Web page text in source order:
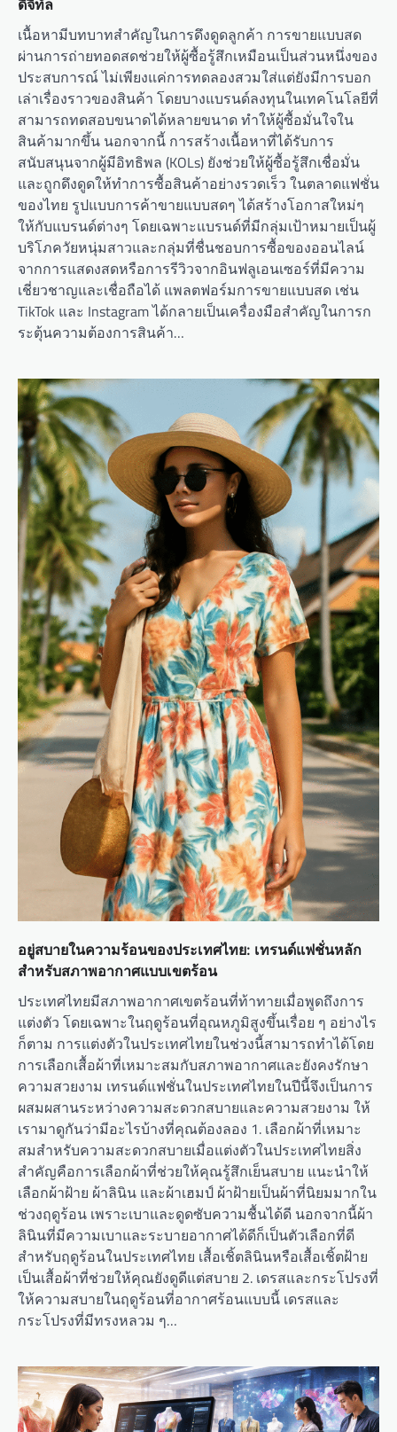
ดิจิทัล
เนื้อหามีบทบาทสำคัญในการดึงดูดลูกค้า การขายแบบสด
ผ่านการถ่ายทอดสดช่วยให้ผู้ซื้อรู้สึกเหมือนเป็นส่วนหนึ่งของ
ประสบการณ์ ไม่เพียงแค่การทดลองสวมใส่แต่ยังมีการบอก
เล่าเรื่องราวของสินค้า โดยบางแบรนด์ลงทุนในเทคโนโลยีที่
สามารถทดสอบขนาดได้หลายขนาด ทำให้ผู้ซื้อมั่นใจใน
สินค้ามากขึ้น นอกจากนี้ การสร้างเนื้อหาที่ได้รับการ
สนับสนุนจากผู้มีอิทธิพล (KOLs) ยังช่วยให้ผู้ซื้อรู้สึกเชื่อมั่น
และถูกดึงดูดให้ทำการซื้อสินค้าอย่างรวดเร็ว ในตลาดแฟชั่น
ของไทย รูปแบบการค้าขายแบบสดๆ ได้สร้างโอกาสใหม่ๆ
ให้กับแบรนด์ต่างๆ โดยเฉพาะแบรนด์ที่มีกลุ่มเป้าหมายเป็นผู้
บริโภควัยหนุ่มสาวและกลุ่มที่ชื่นชอบการซื้อของออนไลน์
จากการแสดงสดหรือการรีวิวจากอินฟลูเอนเซอร์ที่มีความ
เชี่ยวชาญและเชื่อถือได้ แพลตฟอร์มการขายแบบสด เช่น
TikTok และ Instagram ได้กลายเป็นเครื่องมือสำคัญในการก
ระตุ้นความต้องการสินค้า…
อยู่สบายในความร้อนของประเทศไทย: เทรนด์แฟชั่นหลัก
สำหรับสภาพอากาศแบบเขตร้อน
ประเทศไทยมีสภาพอากาศเขตร้อนที่ท้าทายเมื่อพูดถึงการ
แต่งตัว โดยเฉพาะในฤดูร้อนที่อุณหภูมิสูงขึ้นเรื่อย ๆ อย่างไร
ก็ตาม การแต่งตัวในประเทศไทยในช่วงนี้สามารถทำได้โดย
การเลือกเสื้อผ้าที่เหมาะสมกับสภาพอากาศและยังคงรักษา
ความสวยงาม เทรนด์แฟชั่นในประเทศไทยในปีนี้จึงเป็นการ
ผสมผสานระหว่างความสะดวกสบายและความสวยงาม ให้
เรามาดูกันว่ามีอะไรบ้างที่คุณต้องลอง 1. เลือกผ้าที่เหมาะ
สมสำหรับความสะดวกสบายเมื่อแต่งตัวในประเทศไทยสิ่ง
สำคัญคือการเลือกผ้าที่ช่วยให้คุณรู้สึกเย็นสบาย แนะนำให้
เลือกผ้าฝ้าย ผ้าลินิน และผ้าเฮมป์ ผ้าฝ้ายเป็นผ้าที่นิยมมากใน
ช่วงฤดูร้อน เพราะเบาและดูดซับความชื้นได้ดี นอกจากนี้ผ้า
ลินินที่มีความเบาและระบายอากาศได้ดีก็เป็นตัวเลือกที่ดี
สำหรับฤดูร้อนในประเทศไทย เสื้อเชิ้ตลินินหรือเสื้อเชิ้ตฝ้าย
เป็นเสื้อผ้าที่ช่วยให้คุณยังดูดีแต่สบาย 2. เดรสและกระโปรงที่
ให้ความสบายในฤดูร้อนที่อากาศร้อนแบบนี้ เดรสและ
กระโปรงที่มีทรงหลวม ๆ…